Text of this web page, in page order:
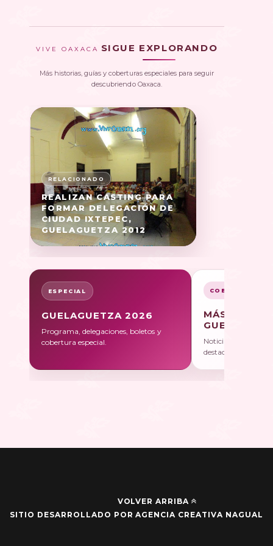
VIVE OAXACA SIGUE EXPLORANDO
Más historias, guías y coberturas especiales para seguir
descubriendo Oaxaca.
REALIZAN CASTING PARA
FORMAR DELEGACIÓN DE
CIUDAD IXTEPEC,
GUELAGUETZA 2012
ESPECIAL
GUELAGUETZA 2026
Programa, delegaciones, boletos y
cobertura especial.
COBERTURA
MÁS SOBRE
Noticias, galerías y
destacadas.
VOLVER ARRIBA
SITIO DESARROLLADO POR AGENCIA CREATIVA NAGUAL